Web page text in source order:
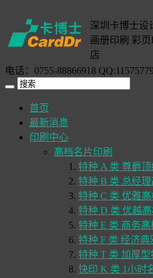
深圳卡博士设
画册印刷 彩
店
电话：0755-88866918
首页
最新消息
印刷中心
高档名片印刷
特种 A 类 尊爵
特种 B 类 总经
特种 C 类 优雅
特种 D 类 优越
特种 E 类 商务高
特种 F 类 经济典
特种 T 类 加厚型
快印 K 类 1小时